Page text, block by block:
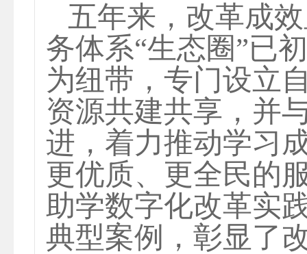
五年来，改革成
务体系“生态圈”已
为纽带，专门设立
资源共建共享，并
进，着力推动学习
更优质、更全民的
助学数字化改革实
典型案例，彰显了